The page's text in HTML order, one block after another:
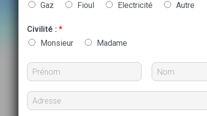
Gaz
Fioul Electricité Autre
Civilité : *
Monsieur
Madame